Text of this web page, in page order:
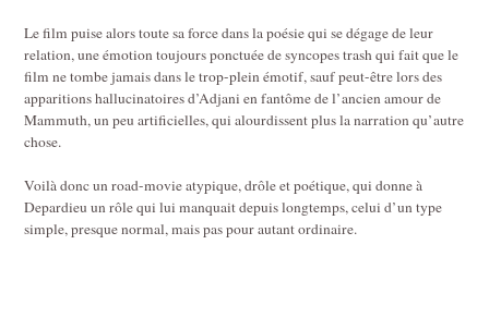
Le film puise alors toute sa force dans la poésie qui se dégage de leur
relation, une émotion toujours ponctuée de syncopes trash qui fait que le
film ne tombe jamais dans le trop-plein émotif, sauf peut-être lors des
apparitions hallucinatoires d’Adjani en fantôme de l’ancien amour de
Mammuth, un peu artificielles, qui alourdissent plus la narration qu’autre
chose.
Voilà donc un road-movie atypique, drôle et poétique, qui donne à
Depardieu un rôle qui lui manquait depuis longtemps, celui d’un type
simple, presque normal, mais pas pour autant ordinaire.